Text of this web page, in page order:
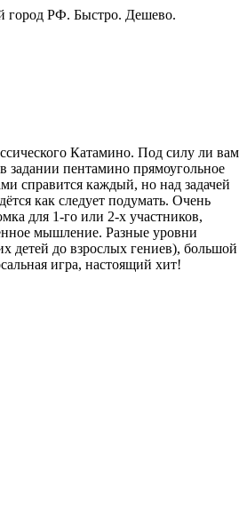
город РФ. Быстро. Дешево.
Катамино. Под силу ли вам
задании пентамино прямоугольное
справится каждый, но над задачей
как следует подумать. Очень
для 1-го или 2-х участников,
мышление. Разные уровни
детей до взрослых гениев), большой
игра, настоящий хит!